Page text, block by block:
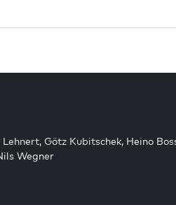
Lehnert, Götz Kubitschek, Heino
Wegner